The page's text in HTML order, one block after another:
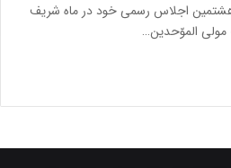
اجلاس رسمی خود در ماه شریف
الموّحدین…